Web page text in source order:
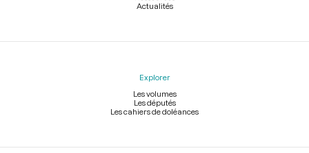
Actualités
Explorer
Les volumes
Les députés
Les cahiers de doléances